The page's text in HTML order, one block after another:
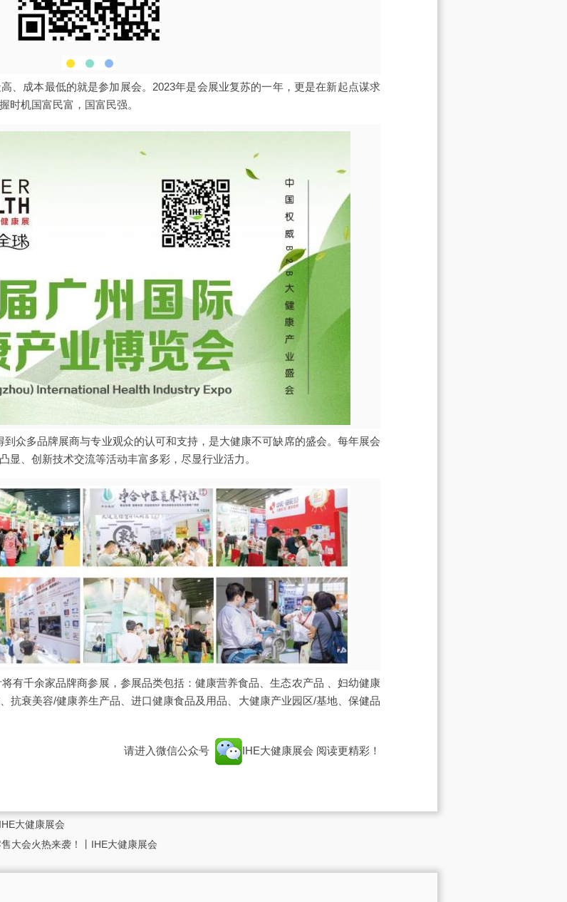
、成本最低的就是参加展会。2023年是会展业复苏的一年，更是在新起点谋求
时机国富民富，国富民强。
众多品牌展商与专业观众的认可和支持，是大健康不可缺席的盛会。每年展会
显、创新技术交流等活动丰富多彩，尽显行业活力。
有千余家品牌商参展，参展品类包括：健康营养食品、生态农产品 、妇幼健康
抗衰美容/健康养生产品、进口健康食品及用品、大健康产业园区/基地、保健品
请进入微信公众号 IHE大健康展会 阅读更精彩！
大健康展会
大会火热来袭！丨IHE大健康展会